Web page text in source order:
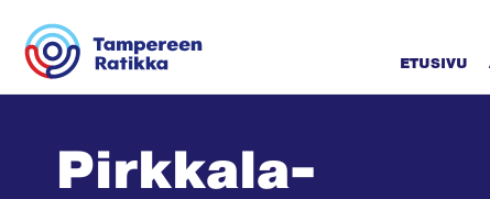
ETUSIVU
Pirkkala-